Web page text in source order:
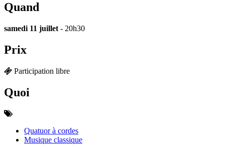
Quand
samedi 11 juillet - 20h30
Prix
Participation libre
Quoi
Quatuor à cordes
Musique classique